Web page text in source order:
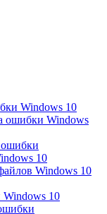
Windows 10
ошибки Windows
ошибки
10
Windows 10
10